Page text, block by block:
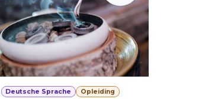
Deutsche Sprache Opleiding